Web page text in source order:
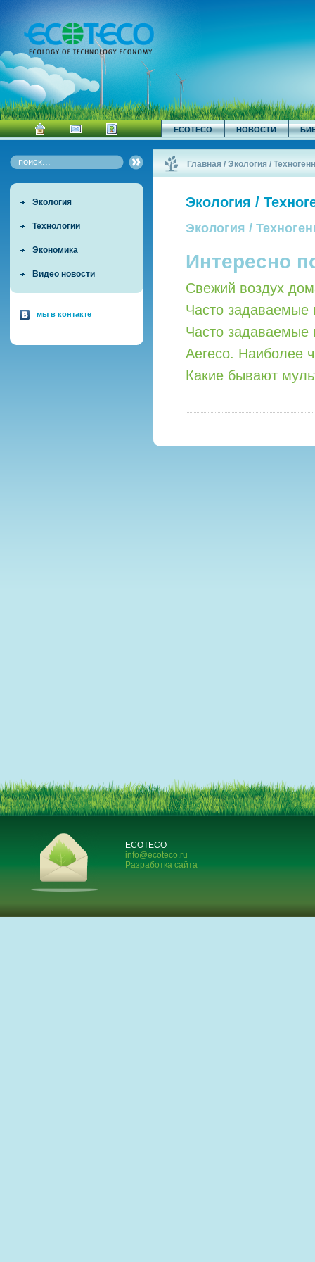
ECOTECO НОВОСТИ
Экология
Технологии
Экономика
Видео новости
мы в контакте
Главная /Экология /
Экология /
Экология /
Интересно
Свежий воздух
Часто задаваемые
Часто задаваемые
Aereco. Наиболее
Какие бывают
ECOTECO
info@ecoteco.ru
Разработка сайта